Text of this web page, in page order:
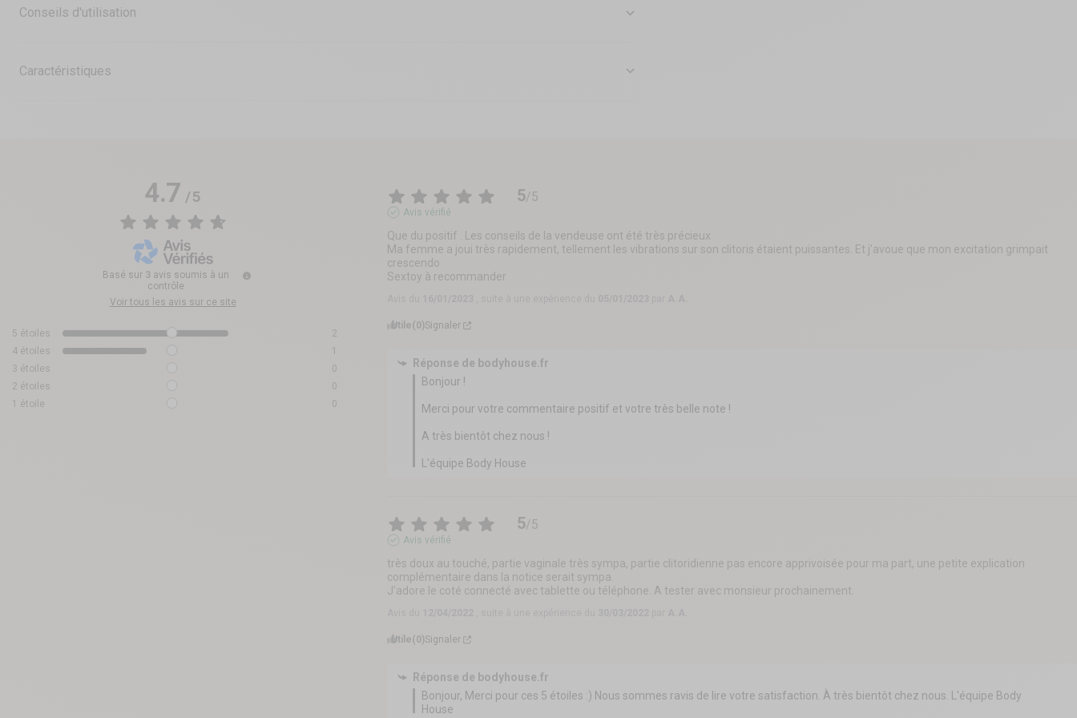
Conseils d'utilisation
Caractéristiques
4.7/5
Basé sur 3 avis soumis à un
contrôle
Voir tous les avis sur ce site
5 étoiles
2
4 étoiles
1
3 étoiles
0
2 étoiles
0
1 étoile 0
5/5
Avis vérifié
Que du positif . Les conseils de la vendeuse ont été très précieux
Ma femme a joui très rapidement, tellement les vibrations sur son clitoris étaient puissantes. Et j'avoue que mon excitation grimpait
crescendo
Sextoy à recommander
Utile(0) Signaler
Réponse de bodyhouse.fr
Bonjour !
Merci pour votre commentaire positif et votre très belle note !
A très bientôt chez nous !
L'équipe Body House
5/5
Avis vérifié
très doux au touché, partie vaginale très sympa, partie clitoridienne pas encore apprivoisée pour ma part, une petite explication
complémentaire dans la notice serait sympa.
J'adore le coté connecté avec tablette ou téléphone. A tester avec monsieur prochainement.
Utile(0) Signaler
Réponse de bodyhouse.fr
Bonjour, Merci pour ces 5 étoiles :) Nous sommes ravis de lire votre satisfaction. À très bientôt chez nous. L'équipe Body
House